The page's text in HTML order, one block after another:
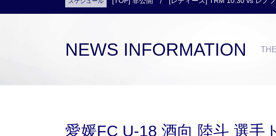
試合日程・結果 アクセス クラブ・会社
NEWS INFORMATION
愛媛FC U-18 酒向 陸斗 選手